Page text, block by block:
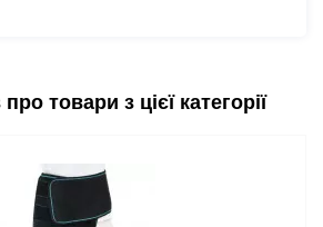
про товари з цієї категорії